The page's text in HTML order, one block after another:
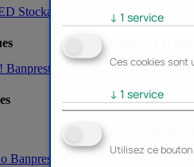
↓ 1 service
Ces cookies sont
↓ 1 service
Utilisez ce
Banpresto NOUVEAU -
Banpresto Plastoy StorLyoEnesco
Stockage/Mémoire Accessoires PC